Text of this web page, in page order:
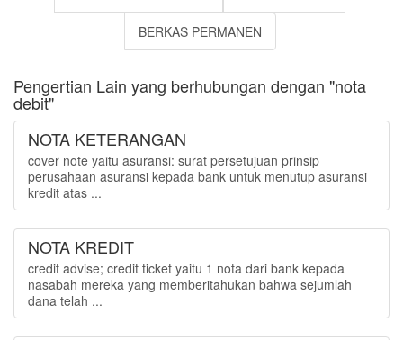
BERKAS PERMANEN
Pengertian Lain yang berhubungan dengan "nota
debit"
NOTA KETERANGAN
cover note yaitu asuransi: surat persetujuan prinsip
perusahaan asuransi kepada bank untuk menutup asuransi
kredit atas ...
NOTA KREDIT
credit advise; credit ticket yaitu 1 nota dari bank kepada
nasabah mereka yang memberitahukan bahwa sejumlah
dana telah ...